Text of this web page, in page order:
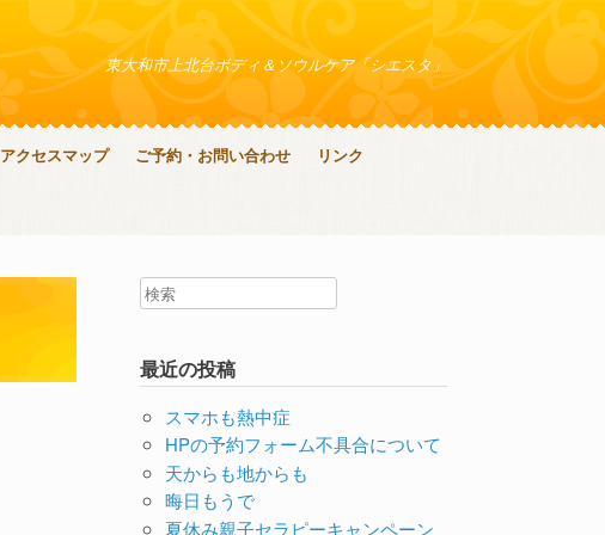
東大和市上北台ボディ＆ソウルケア「シエスタ」
アクセスマップ ご予約・お問い合わせ リンク
最近の投稿
スマホも熱中症
HPの予約フォーム不具合について
天からも地からも
晦日もうで
夏休み親子セラピーキャンペーン